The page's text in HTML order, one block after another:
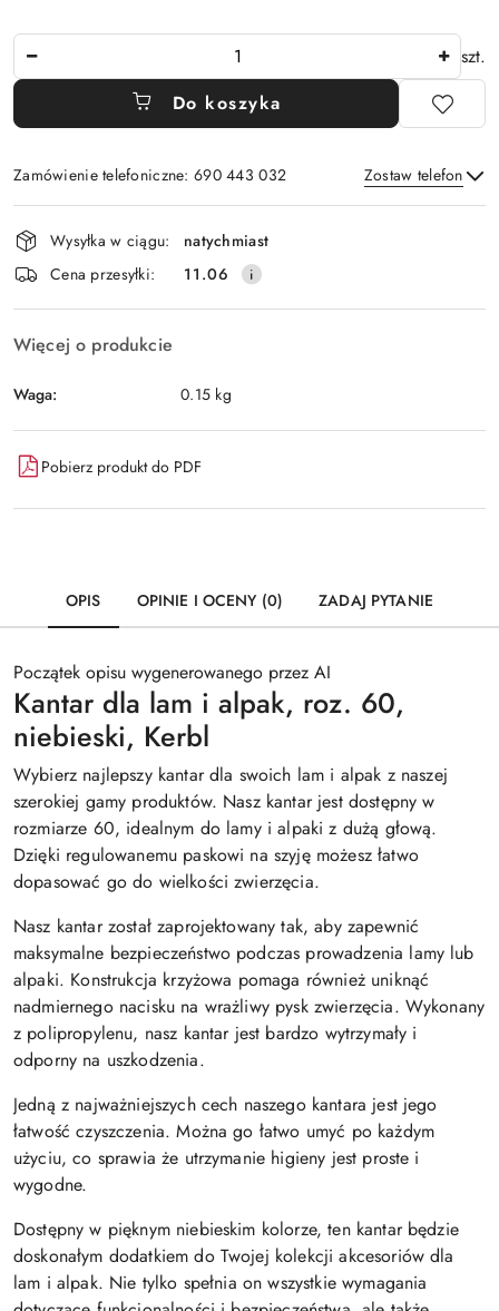
szt.
Do koszyka
Zamówienie telefoniczne: 690 443 032 Zostaw telefon
Wyślij
Dostępność
i
dostawa
Wysyłka w ciągu:
natychmiast
Cena przesyłki:
11.06
Więcej o produkcie
Waga: 0.15 kg
Pobierz produkt do PDF
OPIS OPINIE I OCENY (0) ZADAJ PYTANIE
Początek opisu wygenerowanego przez AI
Kantar dla lam i alpak, roz. 60,
niebieski, Kerbl
Wybierz najlepszy kantar dla swoich lam i alpak z naszej
szerokiej gamy produktów. Nasz kantar jest dostępny w
rozmiarze 60, idealnym do lamy i alpaki z dużą głową.
Dzięki regulowanemu paskowi na szyję możesz łatwo
dopasować go do wielkości zwierzęcia.
Nasz kantar został zaprojektowany tak, aby zapewnić
maksymalne bezpieczeństwo podczas prowadzenia lamy lub
alpaki. Konstrukcja krzyżowa pomaga również uniknąć
nadmiernego nacisku na wrażliwy pysk zwierzęcia. Wykonany
z polipropylenu, nasz kantar jest bardzo wytrzymały i
odporny na uszkodzenia.
Jedną z najważniejszych cech naszego kantara jest jego
łatwość czyszczenia. Można go łatwo umyć po każdym
użyciu, co sprawia że utrzymanie higieny jest proste i
wygodne.
Dostępny w pięknym niebieskim kolorze, ten kantar będzie
doskonałym dodatkiem do Twojej kolekcji akcesoriów dla
lam i alpak. Nie tylko spełnia on wszystkie wymagania